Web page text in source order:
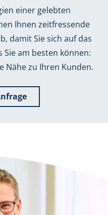
einer gelebten
Ihnen zeitfressende
damit Sie sich auf das
am besten können:
Nähe zu Ihren Kunden.